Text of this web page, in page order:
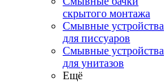
скрытого монтажа
Смывные устройства
для писсуаров
Смывные устройства
для унитазов
Ещё